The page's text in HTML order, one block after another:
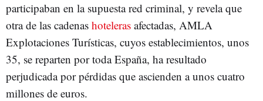
participaban en la supuesta red criminal, y revela que
otra de las cadenas hoteleras afectadas, AMLA
Explotaciones Turísticas, cuyos establecimientos, unos
35, se reparten por toda España, ha resultado
perjudicada por pérdidas que ascienden a unos cuatro
millones de euros.